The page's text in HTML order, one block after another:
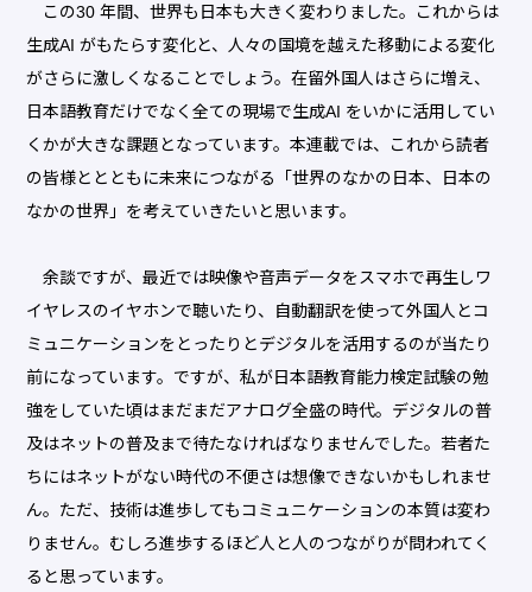
この30 年間、世界も日本も大きく変わりました。これからは
生成AI がもたらす変化と、人々の国境を越えた移動による変化
がさらに激しくなることでしょう。在留外国人はさらに増え、
日本語教育だけでなく全ての現場で生成AI をいかに活用してい
くかが大きな課題となっています。本連載では、これから読者
の皆様ととともに未来につながる「世界のなかの日本、日本の
なかの世界」を考えていきたいと思います。
余談ですが、最近では映像や音声データをスマホで再生しワ
イヤレスのイヤホンで聴いたり、自動翻訳を使って外国人とコ
ミュニケーションをとったりとデジタルを活用するのが当たり
前になっています。ですが、私が日本語教育能力検定試験の勉
強をしていた頃はまだまだアナログ全盛の時代。デジタルの普
及はネットの普及まで待たなければなりませんでした。若者た
ちにはネットがない時代の不便さは想像できないかもしれませ
ん。ただ、技術は進歩してもコミュニケーションの本質は変わ
りません。むしろ進歩するほど人と人のつながりが問われてく
ると思っています。